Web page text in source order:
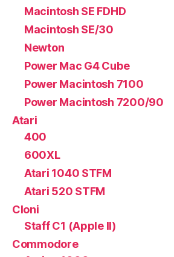
Macintosh SE FDHD
Macintosh SE/30
Newton
Power Mac G4 Cube
Power Macintosh 7100
Power Macintosh 7200/90
Atari
400
600XL
Atari 1040 STFM
Atari 520 STFM
Cloni
Staff C1 (Apple II)
Commodore